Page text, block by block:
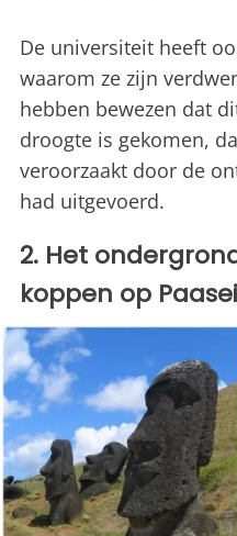
De universiteit heeft
waarom ze zijn
hebben bewezen dat
droogte is gekomen,
veroorzaakt door de
had uitgevoerd.
2. Het
koppen op